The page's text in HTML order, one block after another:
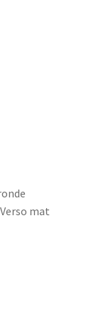
mat